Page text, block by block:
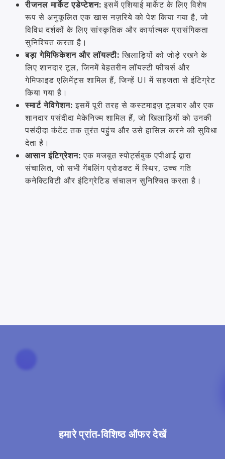
रीजनल मार्केट एडेप्टेशन: इसमें एशियाई मार्केट के लिए विशेष
रूप से अनुकूलित एक खास नज़रिये को पेश किया गया है, जो
विविध दर्शकों के लिए सांस्कृतिक और कार्यात्मक प्रासंगिकता
सुनिश्चित करता है।
बड़ा गेमिफिकेशन और लॉयल्टी: खिलाड़ियों को जोड़े रखने के
लिए शानदार टूल, जिनमें बेहतरीन लॉयल्टी फीचर्स और
गेमिफाइड एलिमेंट्स शामिल हैं, जिन्हें UI में सहजता से इंटिग्रेट
किया गया है।
स्मार्ट नेविगेशन:इसमें पूरी तरह से कस्टमाइज़ टूलबार और एक
शानदार पसंदीदा मेकेनिज्म शामिल हैं, जो खिलाड़ियों को उनकी
पसंदीदा कंटेंट तक तुरंत पहुंच और उसे हासिल करने की सुविधा
देता है।
आसान इंटिग्रेशन: एक मजबूत स्पोर्ट्सबुक एपीआई द्वारा
संचालित, जो सभी गेंबलिंग प्रोडक्ट में स्थिर, उच्च गति
कनेक्टिविटी और इंटिग्रेटिड संचालन सुनिश्चित करता है।
हमारे प्रांत-विशिष्ठ ऑफर देखें